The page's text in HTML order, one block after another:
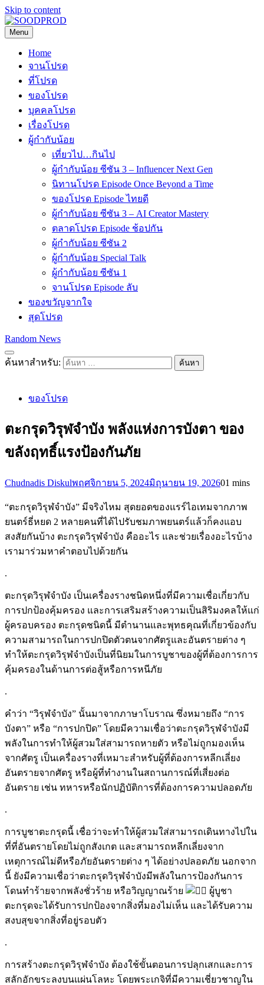
Skip to content
SOODPROD
Telling Thai stories with heart and craft
Menu
Home
จานโปรด
ที่โปรด
ของโปรด
บุคคลโปรด
เรื่องโปรด
ผู้กำกับน้อย
เที่ยวไป…กินไป
ผู้กำกับน้อย ซีซัน 3 – Influencer Next Gen
นิทานโปรด Episode Once Beyond a Time
ของโปรด Episode ไทยดี
ผู้กำกับน้อย ซีซัน 3 – AI Creator Mastery
ตลาดโปรด Episode ช้อปกัน
ผู้กำกับน้อย ซีซัน 2
ผู้กำกับน้อย Special Talk
ผู้กำกับน้อย ซีซัน 1
จานโปรด Episode ลับ
ของขวัญจากใจ
สุดโปรด
Random News
ค้นหาสำหรับ:
ของโปรด
ตะกรุดวิรุฬจำบัง พลังแห่งการบังตา ของ
ขลังฤทธิ์แรงป้องกันภัย
Chudnadis Diskulพฤศจิกายน 5, 2024มิถุนายน 19, 202601 mins
“ตะกรุดวิรุฬจำบัง” มีจริงไหม สุดยอดของแรร์ไอเทมจากภาพ
ยนตร์ธี่หยด 2 หลายคนที่ได้ไปรับชมภาพยนตร์แล้วก็คงแอบ
สงสัยกันบ้าง ตะกรุดวิรุฬจำบัง คืออะไร และช่วยเรื่องอะไรบ้าง
เรามาร่วมหาคำตอบไปด้วยกัน
.
ตะกรุดวิรุฬจำบัง เป็นเครื่องรางชนิดหนึ่งที่มีความเชื่อเกี่ยวกับ
การปกป้องคุ้มครอง และการเสริมสร้างความเป็นสิริมงคลให้แก่
ผู้ครอบครอง ตะกรุดชนิดนี้ มีตำนานและพุทธคุณที่เกี่ยวข้องกับ
ความสามารถในการปกปิดตัวตนจากศัตรูและอันตรายต่าง ๆ
ทำให้ตะกรุดวิรุฬจำบังเป็นที่นิยมในการบูชาของผู้ที่ต้องการการ
คุ้มครองในด้านการต่อสู้หรือการหนีภัย
.
คำว่า “วิรุฬจำบัง” นั้นมาจากภาษาโบราณ ซึ่งหมายถึง “การ
บังตา” หรือ “การปกปิด” โดยมีความเชื่อว่าตะกรุดวิรุฬจำบังมี
พลังในการทำให้ผู้สวมใส่สามารถหายตัว หรือไม่ถูกมองเห็น
จากศัตรู เป็นเครื่องรางที่เหมาะสำหรับผู้ที่ต้องการหลีกเลี่ยง
อันตรายจากศัตรู หรือผู้ที่ทำงานในสถานการณ์ที่เสี่ยงต่อ
อันตราย เช่น ทหารหรือนักปฏิบัติการที่ต้องการความปลอดภัย
.
การบูชาตะกรุดนี้ เชื่อว่าจะทำให้ผู้สวมใส่สามารถเดินทางไปใน
ที่ที่อันตรายโดยไม่ถูกสังเกต และสามารถหลีกเลี่ยงจาก
เหตุการณ์ไม่ดีหรือภัยอันตรายต่าง ๆ ได้อย่างปลอดภัย นอกจาก
นี้ ยังมีความเชื่อว่าตะกรุดวิรุฬจำบังมีพลังในการป้องกันการ
โดนทำร้ายจากพลังชั่วร้าย หรือวิญญาณร้าย
ผู้บูชา
ตะกรุดจะได้รับการปกป้องจากสิ่งที่มองไม่เห็น และได้รับความ
สงบสุขจากสิ่งที่อยู่รอบตัว
.
การสร้างตะกรุดวิรุฬจำบัง ต้องใช้ขั้นตอนการปลุกเสกและการ
สลักอักขระลงบนแผ่นโลหะ โดยพระเกจิที่มีความเชี่ยวชาญใน